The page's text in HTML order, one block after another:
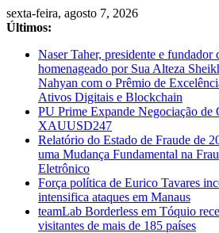
Pular
para
conteúdo
sexta-feira, agosto 7, 2026
Últimos:
Naser Taher, presidente e
homenageado por Sua Alteza
Nahyan com o Prêmio de
Ativos Digitais e Blockchain
PU Prime Expande Negociação de
XAUUSD247
Relatório do Estado de Fraude de
uma Mudança Fundamental na
Eletrônico
Força política de Eurico Tavares
intensifica ataques em Manaus
teamLab Borderless em Tóquio
visitantes de mais de 185 países